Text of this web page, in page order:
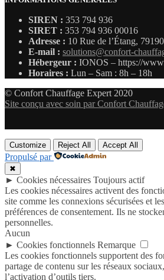
SIREN : 353 794 936
SIRET : 353 794 936 00016
Adresse : 10 Rue de l’Étang,
E-mail : solutions@confort-
Hébergeur : IONOS – https://
Horaires : Lun – Sam : 8h – 18h
© Confort Chauffage Expert 2020
Site conçu avec soin par Confort
Customize Reject All Accept All
Propulsé par
✖
► Cookies nécessaires Toujours actif
Les cookies nécessaires activent des
site comme les connexions sécurisées et
préférences de consentement. Ils ne
personnelles.
Aucun
► Cookies fonctionnels Remarque
Les cookies fonctionnels supportent des
partage de contenu sur les réseaux
l’activation d’outils tiers.